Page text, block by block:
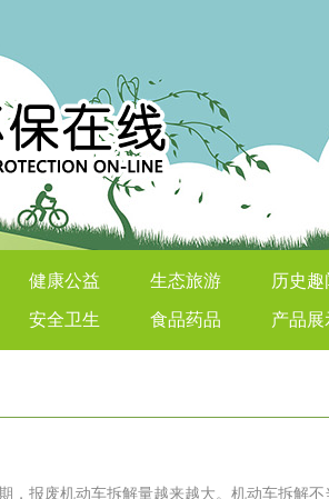
健康公益 生态旅游 历史趣
安全卫生 食品药品 产品展
报废机动车拆解量越来越大。机动车拆解不